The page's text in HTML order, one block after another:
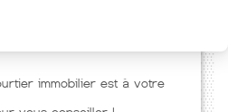
immobilier est à votre